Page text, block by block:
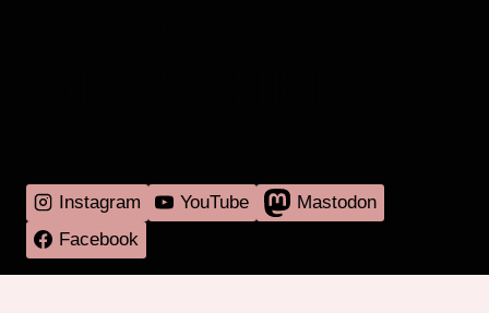
Instagram YouTube
Mastodon
Facebook